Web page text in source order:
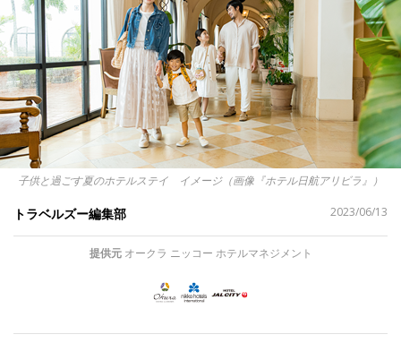
子供と過ごす夏のホテルステイ イメージ（画像『ホテル日航アリビラ』）
トラベルズー編集部 2023/06/13
シ
ェ
ア
す
提供元 オークラ ニッコー ホテルマネジメント